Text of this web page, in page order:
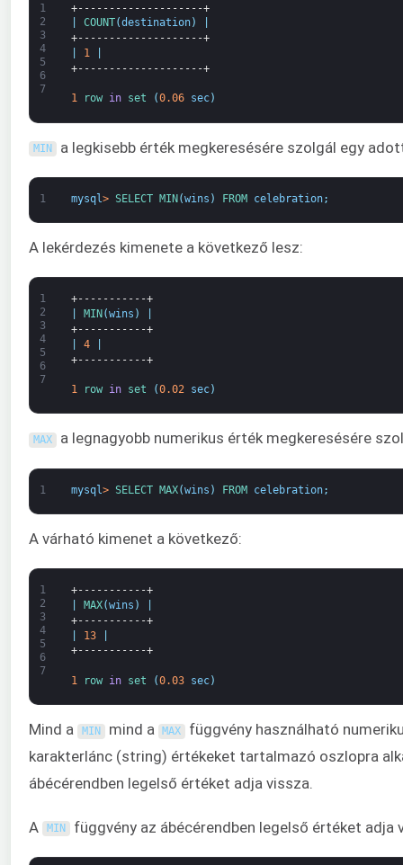
1
2
3
4
5
6
7
+--------------------+
COUNT(destination)
+--------------------+
1
+--------------------+
1 row in set (0.06 sec)
MIN a legkisebb érték megkeresésére szolgál egy
1 mysql> SELECT MIN (wins ) FROM celebration;
A lekérdezés kimenete a következő lesz:
1
2
3
4
5
6
7
+-----------+
MIN (wins )
+-----------+
4
+-----------+
1 row in set (0.02 sec)
MAX a legnagyobb numerikus érték megkeresésére
1 mysql > SELECT MAX(wins ) FROM celebration;
A várható kimenet a következő:
1
2
3
4
5
6
7
+-----------+
MAX(wins )
+-----------+
13
+-----------+
1 row in set (0.03 sec)
Mind a MIN mind a MAX
függvény használható
karakterlánc (string) értékeket tartalmazó oszlopra
ábécérendben legelső értéket adja vissza.
A MIN függvény az ábécérendben legelső értéket adja